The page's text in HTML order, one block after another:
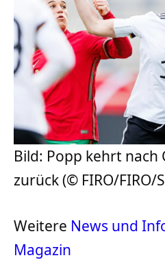
Bild: Popp kehrt
zurück (© FIRO/FIRO/
Weitere News und
Magazin